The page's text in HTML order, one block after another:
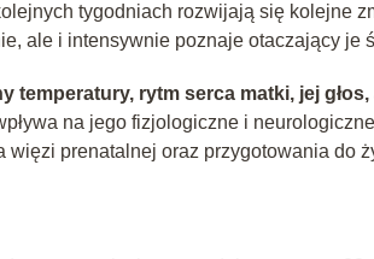
tygodniach rozwijają się kolejne
ale i intensywnie poznaje otaczający je
temperatury, rytm serca matki, jej
na jego fizjologiczne i
prenatalnej oraz przygotowania do